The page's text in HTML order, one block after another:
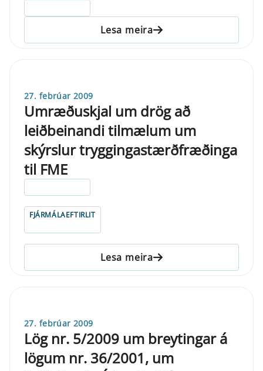
Lesa meira
27. febrúar 2009
Umræðuskjal um drög að
leiðbeinandi tilmælum um
skýrslur tryggingastærðfræðinga
til FME
FJÁRMÁLAEFTIRLIT
Lesa meira
27. febrúar 2009
Lög nr. 5/2009 um breytingar á
lögum nr. 36/2001, um